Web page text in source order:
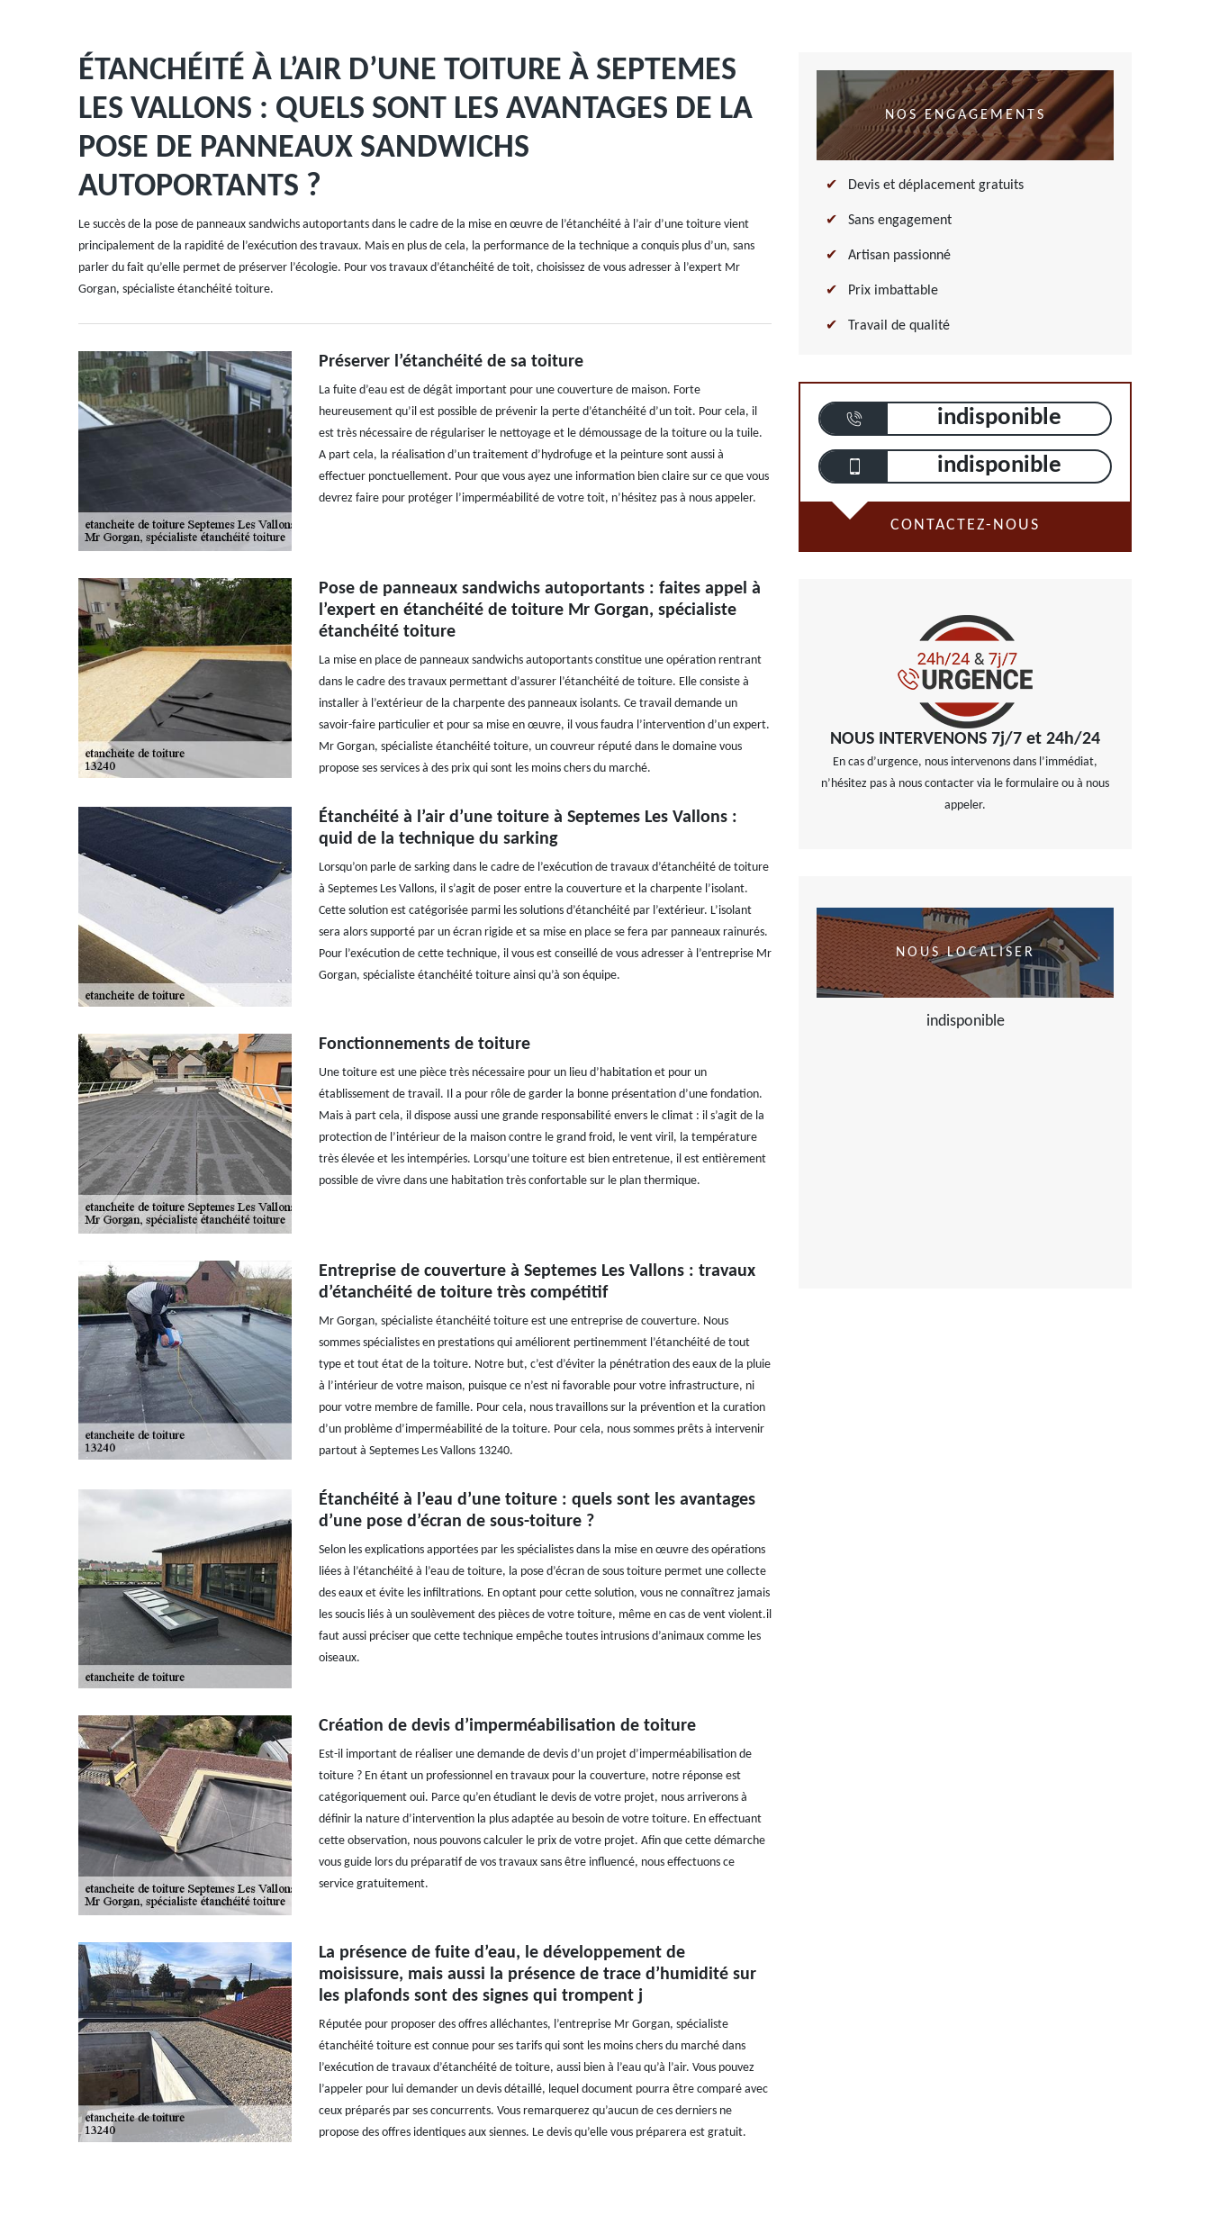
ÉTANCHÉITÉ À L’AIR D’UNE TOITURE À SEPTEMES
LES VALLONS : QUELS SONT LES AVANTAGES DE LA
POSE DE PANNEAUX SANDWICHS
AUTOPORTANTS ?
Le succès de la pose de panneaux sandwichs autoportants dans le cadre de la mise en œuvre de l’étanchéité à l’air d’une toiture vient
principalement de la rapidité de l’exécution des travaux. Mais en plus de cela, la performance de la technique a conquis plus d’un, sans
parler du fait qu’elle permet de préserver l’écologie. Pour vos travaux d’étanchéité de toit, choisissez de vous adresser à l’expert Mr
Gorgan, spécialiste étanchéité toiture.
Préserver l’étanchéité de sa toiture
La fuite d’eau est de dégât important pour une couverture de maison. Forte
heureusement qu’il est possible de prévenir la perte d’étanchéité d’un toit. Pour cela, il
est très nécessaire de régulariser le nettoyage et le démoussage de la toiture ou la tuile.
A part cela, la réalisation d’un traitement d’hydrofuge et la peinture sont aussi à
effectuer ponctuellement. Pour que vous ayez une information bien claire sur ce que vous
devrez faire pour protéger l’imperméabilité de votre toit, n’hésitez pas à nous appeler.
Pose de panneaux sandwichs autoportants : faites appel à
l’expert en étanchéité de toiture Mr Gorgan, spécialiste
étanchéité toiture
La mise en place de panneaux sandwichs autoportants constitue une opération rentrant
dans le cadre des travaux permettant d’assurer l’étanchéité de toiture. Elle consiste à
installer à l’extérieur de la charpente des panneaux isolants. Ce travail demande un
savoir-faire particulier et pour sa mise en œuvre, il vous faudra l’intervention d’un expert.
Mr Gorgan, spécialiste étanchéité toiture, un couvreur réputé dans le domaine vous
propose ses services à des prix qui sont les moins chers du marché.
Étanchéité à l’air d’une toiture à Septemes Les Vallons :
quid de la technique du sarking
Lorsqu’on parle de sarking dans le cadre de l’exécution de travaux d’étanchéité de toiture
à Septemes Les Vallons, il s’agit de poser entre la couverture et la charpente l’isolant.
Cette solution est catégorisée parmi les solutions d’étanchéité par l’extérieur. L’isolant
sera alors supporté par un écran rigide et sa mise en place se fera par panneaux rainurés.
Pour l’exécution de cette technique, il vous est conseillé de vous adresser à l’entreprise Mr
Gorgan, spécialiste étanchéité toiture ainsi qu’à son équipe.
Fonctionnements de toiture
Une toiture est une pièce très nécessaire pour un lieu d’habitation et pour un
établissement de travail. Il a pour rôle de garder la bonne présentation d’une fondation.
Mais à part cela, il dispose aussi une grande responsabilité envers le climat : il s’agit de la
protection de l’intérieur de la maison contre le grand froid, le vent viril, la température
très élevée et les intempéries. Lorsqu’une toiture est bien entretenue, il est entièrement
possible de vivre dans une habitation très confortable sur le plan thermique.
Entreprise de couverture à Septemes Les Vallons : travaux
d’étanchéité de toiture très compétitif
Mr Gorgan, spécialiste étanchéité toiture est une entreprise de couverture. Nous
sommes spécialistes en prestations qui améliorent pertinemment l’étanchéité de tout
type et tout état de la toiture. Notre but, c’est d’éviter la pénétration des eaux de la pluie
à l’intérieur de votre maison, puisque ce n’est ni favorable pour votre infrastructure, ni
pour votre membre de famille. Pour cela, nous travaillons sur la prévention et la curation
d’un problème d’imperméabilité de la toiture. Pour cela, nous sommes prêts à intervenir
partout à Septemes Les Vallons 13240.
Étanchéité à l’eau d’une toiture : quels sont les avantages
d’une pose d’écran de sous-toiture ?
Selon les explications apportées par les spécialistes dans la mise en œuvre des opérations
liées à l’étanchéité à l’eau de toiture, la pose d’écran de sous toiture permet une collecte
des eaux et évite les infiltrations. En optant pour cette solution, vous ne connaîtrez jamais
les soucis liés à un soulèvement des pièces de votre toiture, même en cas de vent violent.il
faut aussi préciser que cette technique empêche toutes intrusions d’animaux comme les
oiseaux.
Création de devis d’imperméabilisation de toiture
Est-il important de réaliser une demande de devis d’un projet d’imperméabilisation de
toiture ? En étant un professionnel en travaux pour la couverture, notre réponse est
catégoriquement oui. Parce qu’en étudiant le devis de votre projet, nous arriverons à
définir la nature d’intervention la plus adaptée au besoin de votre toiture. En effectuant
cette observation, nous pouvons calculer le prix de votre projet. Afin que cette démarche
vous guide lors du préparatif de vos travaux sans être influencé, nous effectuons ce
service gratuitement.
La présence de fuite d’eau, le développement de
moisissure, mais aussi la présence de trace d’humidité sur
les plafonds sont des signes qui trompent j
Réputée pour proposer des offres alléchantes, l’entreprise Mr Gorgan, spécialiste
étanchéité toiture est connue pour ses tarifs qui sont les moins chers du marché dans
l’exécution de travaux d’étanchéité de toiture, aussi bien à l’eau qu’à l’air. Vous pouvez
l’appeler pour lui demander un devis détaillé, lequel document pourra être comparé avec
ceux préparés par ses concurrents. Vous remarquerez qu’aucun de ces derniers ne
propose des offres identiques aux siennes. Le devis qu’elle vous préparera est gratuit.
NOS ENGAGEMENTS
Devis et déplacement gratuits
Sans engagement
Artisan passionné
Prix imbattable
Travail de qualité
indisponible
indisponible
CONTACTEZ-NOUS
NOUS INTERVENONS 7j/7 et 24h/24
En cas d’urgence, nous intervenons dans l’immédiat,
n’hésitez pas à nous contacter via le formulaire ou à nous
appeler.
NOUS LOCALISER
indisponible